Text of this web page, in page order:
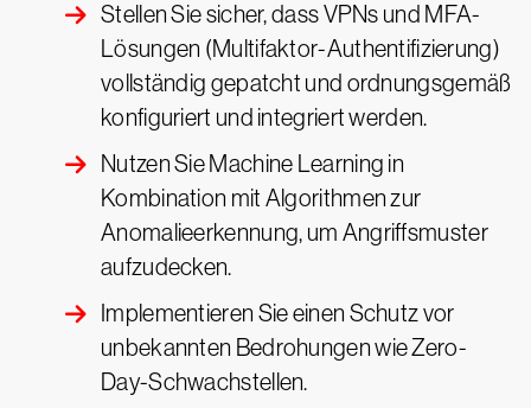
Stellen Sie sicher, dass VPNs und MFA-
Lösungen (Multifaktor-Authentifizierung)
vollständig gepatcht und ordnungsgemäß
konfiguriert und integriert werden.
Nutzen Sie Machine Learning in
Kombination mit Algorithmen zur
Anomalieerkennung, um Angriffsmuster
aufzudecken.
Implementieren Sie einen Schutz vor
unbekannten Bedrohungen wie Zero-
Day-Schwachstellen.